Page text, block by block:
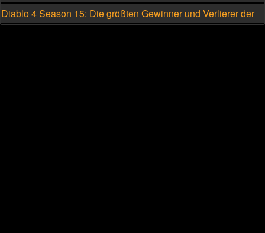
Diablo 4 Season 15: Die größten Gewinner und Verlierer der
Klassenänderungen